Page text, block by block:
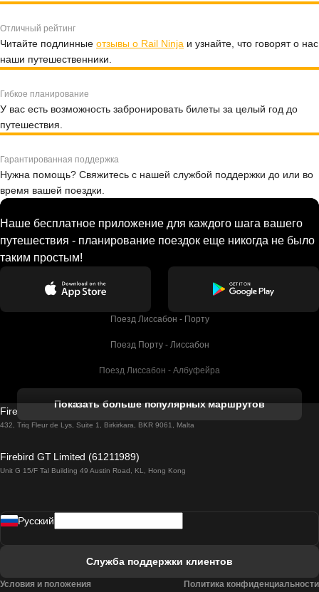
Отличный рейтинг
Читайте подлинные отзывы о Rail Ninja и узнайте, что говорят о нас
наши путешественники.
Гибкое планирование
У вас есть возможность забронировать билеты за целый год до
путешествия.
Гарантированная поддержка
Нужна помощь? Свяжитесь с нашей службой поддержки до или во
время вашей поездки.
Наше бесплатное приложение для каждого шага вашего
путешествия - планирование поездок еще никогда не было
таким простым!
Поезд Лиссабон - Порту
Поезд Порту - Лиссабон
Поезд Лиссабон - Албуфейра
Поезд Лиссабон - Лагос
Поезд Лиссабон - Мадрид
Показать больше популярных маршрутов
Firebird GT Limited (OC 1451)
432, Triq Fleur de Lys, Suite 1, Birkirkara, BKR 9061, Malta
Firebird GT Limited (61211989)
Unit G 15/F Tal Building 49 Austin Road, KL, Hong Kong
Pусский
Служба поддержки клиентов
Условия и положения Политика конфиденциальности